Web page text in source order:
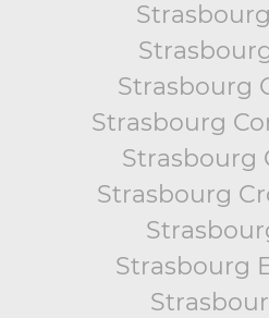
Strasbourg
Strasbourg
Strasbourg
Strasbourg
Strasbourg